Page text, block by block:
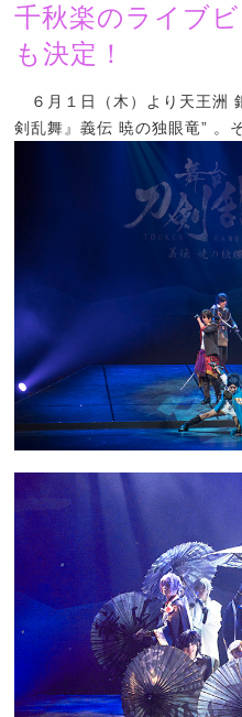
千秋楽のライブ
も決定！
６月１日（木）より天王洲
剣乱舞』義伝 暁の独眼竜” 。